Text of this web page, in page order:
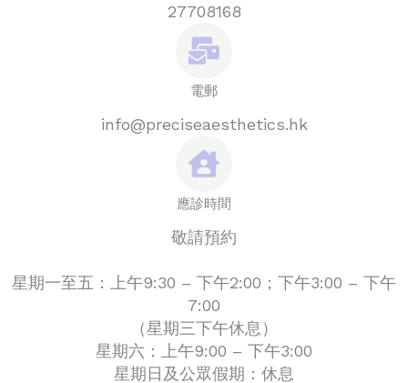
27708168
電郵
info@preciseaesthetics.hk
應診時間
敬請預約
星期一至五：上午9:30 – 下午2:00；下午3:00 – 下午
7:00
（星期三下午休息）
星期六：上午9:00 – 下午3:00
星期日及公眾假期：休息